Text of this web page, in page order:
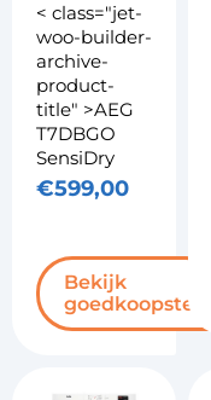
< class="jet-
woo-builder-
archive-
product-
title" >AEG
T7DBGO
SensiDry
€599,00
Bekijk
goedkoopste